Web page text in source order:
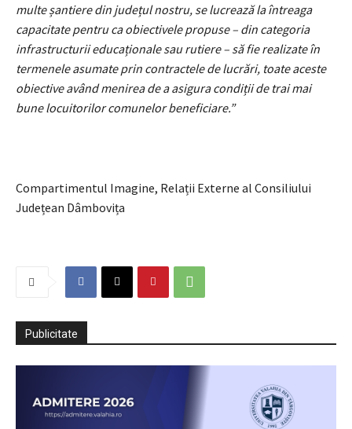
multe șantiere din județul nostru, se lucrează la întreaga
capacitate pentru ca obiectivele propuse – din categoria
infrastructurii educaționale sau rutiere – să fie realizate în
termenele asumate prin contractele de lucrări, toate aceste
obiective având menirea de a asigura condiții de trai mai
bune locuitorilor comunelor beneficiare.”
Compartimentul Imagine, Relații Externe al Consiliului
Județean Dâmbovița
Publicitate